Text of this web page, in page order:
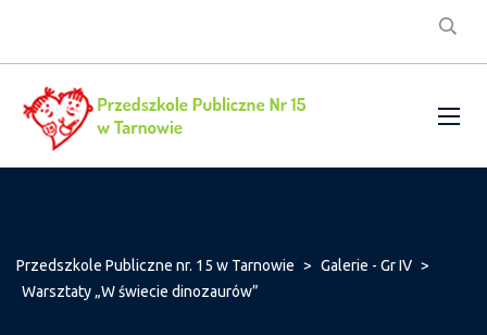
Przedszkole Publiczne nr. 15 w Tarnowie > Galerie - Gr IV >
Warsztaty „W świecie dinozaurów”